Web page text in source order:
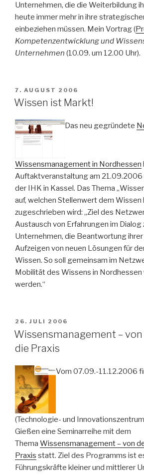
Unternehmen, die die Weiterbildung
heute immer mehr in ihre
einbeziehen müssen. Mein Vortrag (
Kompetenzentwicklung und
Unternehmen (10.09. um 12.00 Uhr).
VERÖFFENTLICHT
AM
7. AUGUST 2006
Wissen ist Markt!
Das neu gegründete
Wissensmanagement in Nordhessen
Auftaktveranstaltung am 21.09.2006
der IHK in Kassel. Das Thema
auf, welchen Stellenwert dem Wissen
zugeschrieben wird: „Ziel des
Austausch von Erfahrungen im Dialog
Unternehmen, die Beantwortung ihrer
Aufzeigen von neuen Lösungen für
Wissen. So soll gemeinsam im
Mobilität des Wissens in
werden.“
VERÖFFENTLICHT
AM
26. JULI 2006
Wissensmanagement –
die Praxis
Vom 07.09.-11.12.2006
(Technologie- und
Gießen eine Seminarreihe mit dem
Thema Wissensmanagement – von
Praxis statt. Ziel des Programms ist
Führungskräfte kleiner und mittlerer